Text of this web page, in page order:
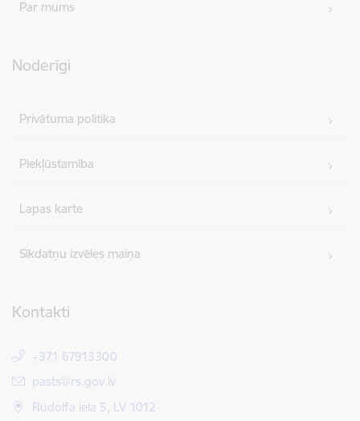
Par mums
Noderīgi
Privātuma politika
Piekļūstamība
Lapas karte
Sīkdatņu izvēles maiņa
Kontakti
+371 67913300
E-pasts:
pasts@rs.gov.lv
Rūdolfa iela 5, LV 1012